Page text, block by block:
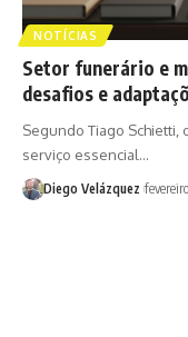
NOTÍCIAS
Setor funerário e
desafios e
Segundo Tiago
serviço essencial…
Diego Velázquez